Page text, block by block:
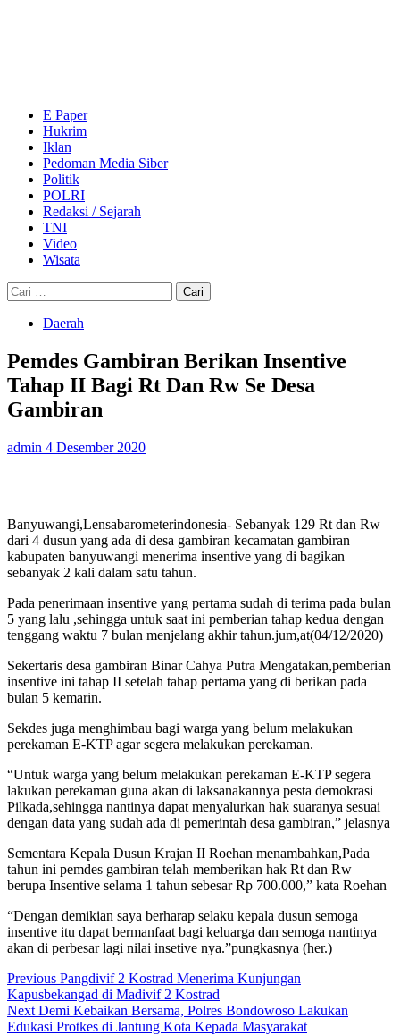
E Paper
Hukrim
Iklan
Pedoman Media Siber
Politik
POLRI
Redaksi / Sejarah
TNI
Video
Wisata
Cari
untuk:
Daerah
Pemdes Gambiran Berikan Insentive
Tahap II Bagi Rt Dan Rw Se Desa
Gambiran
admin 4 Desember 2020
Banyuwangi,Lensabarometerindonesia- Sebanyak 129 Rt dan Rw
dari 4 dusun yang ada di desa gambiran kecamatan gambiran
kabupaten banyuwangi menerima insentive yang di bagikan
sebanyak 2 kali dalam satu tahun.
Pada penerimaan insentive yang pertama sudah di terima pada bulan
5 yang lalu ,sehingga untuk saat ini pemberian tahap kedua dengan
tenggang waktu 7 bulan menjelang akhir tahun.jum,at(04/12/2020)
Sekertaris desa gambiran Binar Cahya Putra Mengatakan,pemberian
insentive ini tahap II setelah tahap pertama yang di berikan pada
bulan 5 kemarin.
Sekdes juga menghimbau bagi warga yang belum melakukan
perekaman E-KTP agar segera melakukan perekaman.
“Untuk warga yang belum melakukan perekaman E-KTP segera
lakukan perekaman guna akan di laksanakannya pesta demokrasi
Pilkada,sehingga nantinya dapat menyalurkan hak suaranya sesuai
dengan data yang sudah ada di pemerintah desa gambiran,” jelasnya
Sementara Kepala Dusun Krajan II Roehan menambahkan,Pada
tahun ini pemdes gambiran telah memberikan hak Rt dan Rw
berupa Insentive selama 1 tahun sebesar Rp 700.000,” kata Roehan
“Dengan demikian saya berharap selaku kepala dusun semoga
insentive itu dapat bermanfaat bagi keluarga dan semoga nantinya
akan di perbesar lagi nilai insetive nya.”pungkasnya (her.)
Continue
Reading
Previous Pangdivif 2 Kostrad Menerima Kunjungan
Kapusbekangad di Madivif 2 Kostrad
Next Demi Kebaikan Bersama, Polres Bondowoso Lakukan
Edukasi Protkes di Jantung Kota Kepada Masyarakat